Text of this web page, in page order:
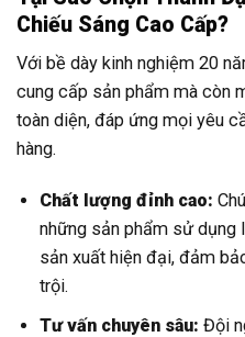
Chiếu Sáng Cao Cấp?
Với bề dày kinh nghiệm 20
cung cấp sản phẩm mà còn
toàn diện, đáp ứng mọi yêu
hàng.
Chất lượng đỉnh cao:
những sản phẩm sử dụng
sản xuất hiện đại, đảm
trội.
Tư vấn chuyên sâu: Đội